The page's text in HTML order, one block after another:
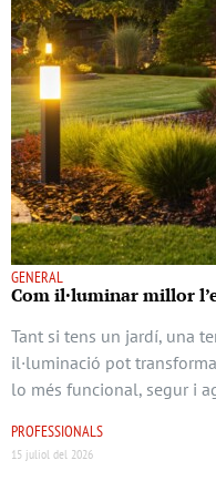
GENERAL
Com il·luminar millor
Tant si tens un jardí, una
il·luminació pot
lo més funcional, segur i
PROFESSIONALS
15 juliol del 2026